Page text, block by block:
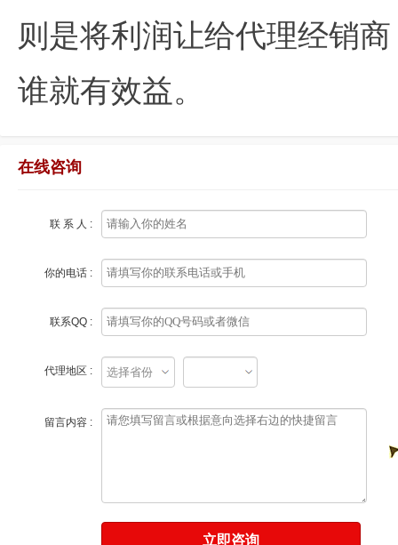
则是将利润让给代理经销
谁就有效益。
在线咨询
联 系 人 :
你的电话 :
联系QQ :
代理地区 :
留言内容 :